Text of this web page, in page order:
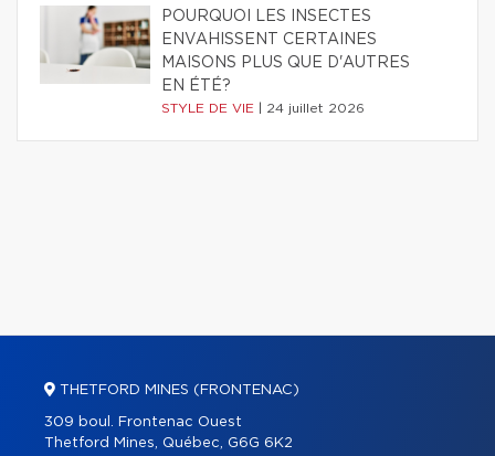
POURQUOI LES INSECTES
ENVAHISSENT CERTAINES
MAISONS PLUS QUE D'AUTRES
EN ÉTÉ?
STYLE DE VIE 24 juillet 2026
THETFORD MINES (FRONTENAC)
309 boul. Frontenac Ouest
Thetford Mines, Québec, G6G 6K2